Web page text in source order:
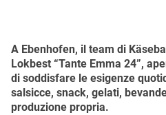
A Ebenhofen, il team di
Lokbest “Tante Emma 24”,
di soddisfare le esigenze
salsicce, snack, gelati,
produzione propria.